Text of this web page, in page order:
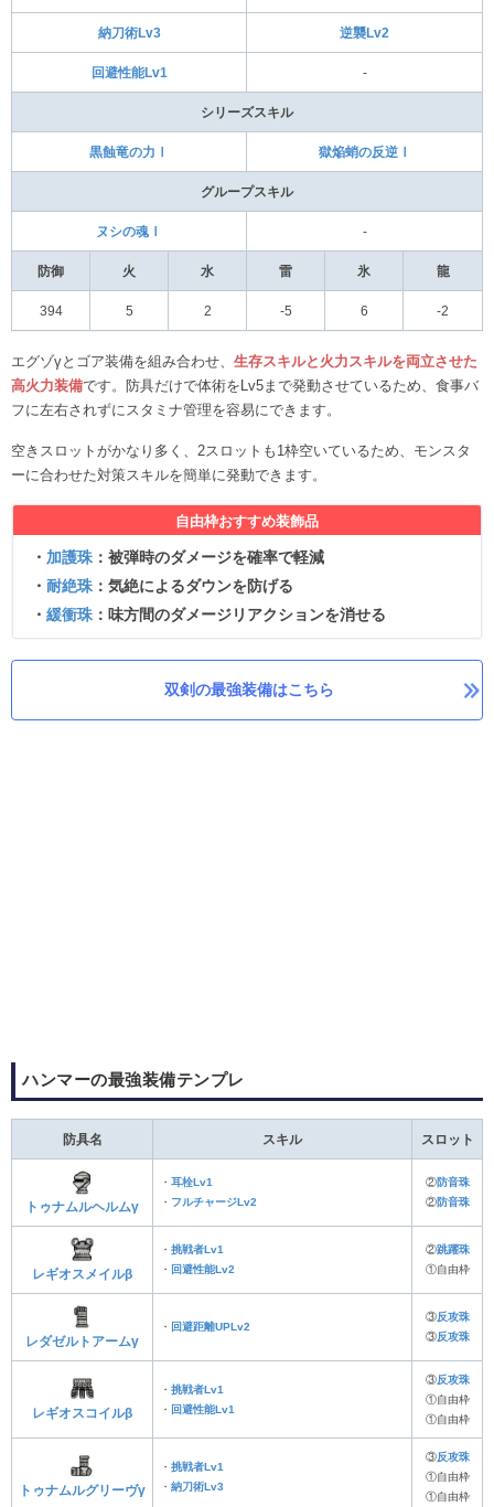
納刀術Lv3 逆襲Lv2
回避性能Lv1 ‐
シリーズスキル
黒蝕竜の力Ⅰ 獄焔蛸の反逆Ⅰ
グループスキル
ヌシの魂Ⅰ ‐
防御 火 水 雷 氷 龍
394 5 2 -5 6 -2
エグゾγとゴア装備を組み合わせ、 生存スキルと火力スキルを両立させた
高火力装備です。防具だけで体術をLv5まで発動させているため、食事バ
フに左右されずにスタミナ管理を容易にできます。
空きスロットがかなり多く、2スロットも1枠空いているため、モンスタ
ーに合わせた対策スキルを簡単に発動できます。
自由枠おすすめ装飾品
・ 加護珠 ：被弾時のダメージを確率で軽減
・耐絶珠 ：気絶によるダウンを防げる
・緩衝珠 ：味方間のダメージリアクションを消せる
双剣の最強装備はこちら
ハンマーの最強装備テンプレ
防具名 スキル スロット
トゥナムルヘルムγ
・ 耳栓Lv1
・ フルチャージLv2
②防音珠
②防音珠
レギオスメイルβ
・ 挑戦者Lv1
・ 回避性能Lv2
②跳躍珠
①自由枠
レダゼルトアームγ
・ 回避距離UPLv2
③反攻珠
③反攻珠
レギオスコイルβ
・ 挑戦者Lv1
・ 回避性能Lv1
③反攻珠
①自由枠
①自由枠
トゥナムルグリーヴγ
・ 挑戦者Lv1
・ 納刀術Lv3
③反攻珠
①自由枠
①自由枠